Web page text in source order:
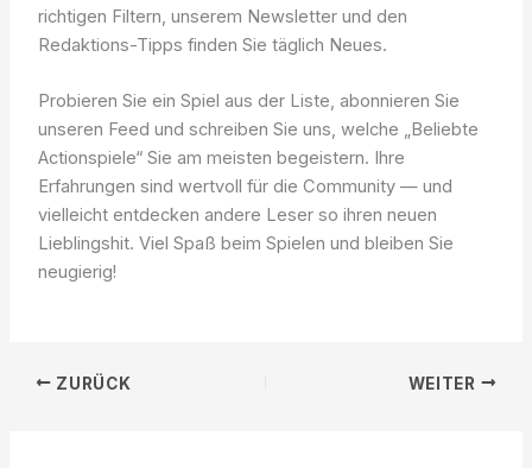
richtigen Filtern, unserem Newsletter und den
Redaktions-Tipps finden Sie täglich Neues.
Probieren Sie ein Spiel aus der Liste, abonnieren Sie
unseren Feed und schreiben Sie uns, welche „Beliebte
Actionspiele“ Sie am meisten begeistern. Ihre
Erfahrungen sind wertvoll für die Community — und
vielleicht entdecken andere Leser so ihren neuen
Lieblingshit. Viel Spaß beim Spielen und bleiben Sie
neugierig!
ZURÜCK WEITER